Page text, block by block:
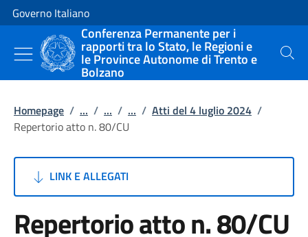
Vai al contenuto
Vai alla navigazione del sito
Governo Italiano
Conferenza Permanente per i
rapporti tra lo Stato, le Regioni e
le Province Autonome di Trento e
Bolzano
Cerca
Homepage / ... / ... / ... / Atti del 4 luglio 2024 /
Repertorio atto n. 80/CU
LINK E ALLEGATI
Repertorio atto n. 80/CU